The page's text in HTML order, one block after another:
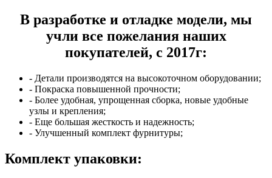
В разработке и отладке модели, мы
учли все пожелания наших
покупателей, с 2017г:
- Детали производятся на высокоточном оборудовании;
- Покраска повышенной прочности;
- Более удобная, упрощенная сборка, новые удобные
узлы и крепления;
- Еще большая жесткость и надежность;
- Улучшенный комплект фурнитуры;
Комплект упаковки: